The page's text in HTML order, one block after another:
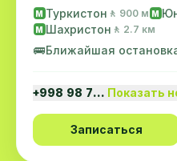
M Туркистон 🚶 900 м M
M Шахристон 🚶 2.7 км
🚌Ближайшая
+998 98 7… Показать
Записаться